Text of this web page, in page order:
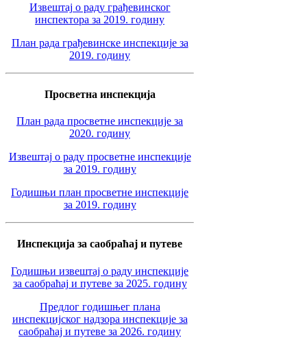
Извештај о раду грађевинског
инспектора за 2019. годину
План рада грађевинске инспекције за
2019. годину
Просветна инспекција
План рада просветне инспекције за
2020. годину
Извештај о раду просветне инспекције
за 2019. годину
Годишњи план просветне инспекције
за 2019. годину
Инспекција за саобраћај и путеве
Годишњи извештај о раду инспекције
за саобраћај и путеве за 2025. годину
Предлог годишњег плана
инспекцијског надзора инспекције за
саобраћај и путеве за 2026. годину